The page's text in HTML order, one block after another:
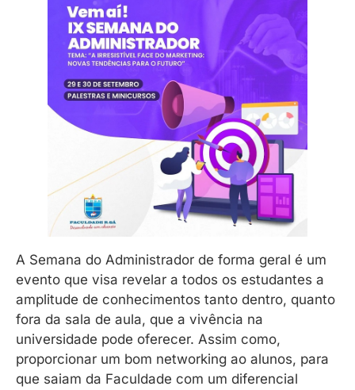
A Semana do Administrador de forma geral é um
evento que visa revelar a todos os estudantes a
amplitude de conhecimentos tanto dentro, quanto
fora da sala de aula, que a vivência na
universidade pode oferecer. Assim como,
proporcionar um bom networking ao alunos, para
que saiam da Faculdade com um diferencial